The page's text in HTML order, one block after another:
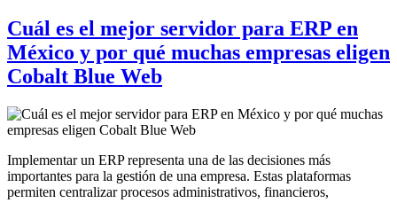
Cuál es el mejor servidor para ERP en
México y por qué muchas empresas eligen
Cobalt Blue Web
Implementar un ERP representa una de las decisiones más
importantes para la gestión de una empresa. Estas plataformas
permiten centralizar procesos administrativos, financieros,